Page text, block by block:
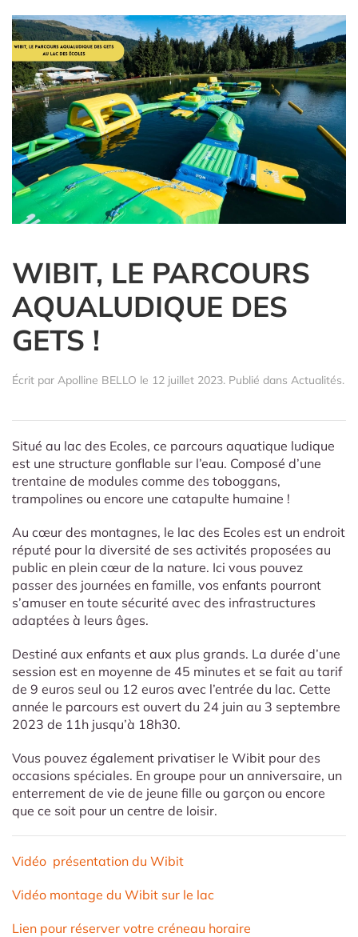
WIBIT, LE PARCOURS
AQUALUDIQUE DES
GETS !
Écrit par Apolline BELLO le 12 juillet 2023. Publié dans Actualités.
Situé au lac des Ecoles, ce parcours aquatique ludique
est une structure gonflable sur l’eau. Composé d’une
trentaine de modules comme des toboggans,
trampolines ou encore une catapulte humaine !
Au cœur des montagnes, le lac des Ecoles est un endroit
réputé pour la diversité de ses activités proposées au
public en plein cœur de la nature. Ici vous pouvez
passer des journées en famille, vos enfants pourront
s’amuser en toute sécurité avec des infrastructures
adaptées à leurs âges.
Destiné aux enfants et aux plus grands. La durée d’une
session est en moyenne de 45 minutes et se fait au tarif
de 9 euros seul ou 12 euros avec l’entrée du lac. Cette
année le parcours est ouvert du 24 juin au 3 septembre
2023 de 11h jusqu’à 18h30.
Vous pouvez également privatiser le Wibit pour des
occasions spéciales. En groupe pour un anniversaire, un
enterrement de vie de jeune fille ou garçon ou encore
que ce soit pour un centre de loisir.
Vidéo présentation du Wibit
Vidéo montage du Wibit sur le lac
Lien pour réserver votre créneau horaire